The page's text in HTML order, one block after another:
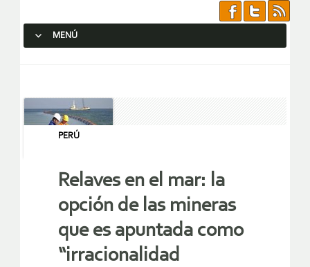
MENÚ
PERÚ
Relaves en el mar: la
opción de las mineras
que es apuntada como
“irracionalidad